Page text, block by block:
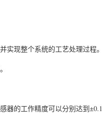
现整个系统的工艺处理过程。
的工作精度可以分别达到